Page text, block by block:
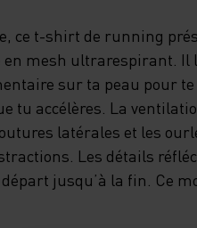
ce t-shirt de running
mesh ultrarespirant. Il
sur ta peau pour
tu accélères. La
latérales et les
Les détails
jusqu’à la fin. Ce